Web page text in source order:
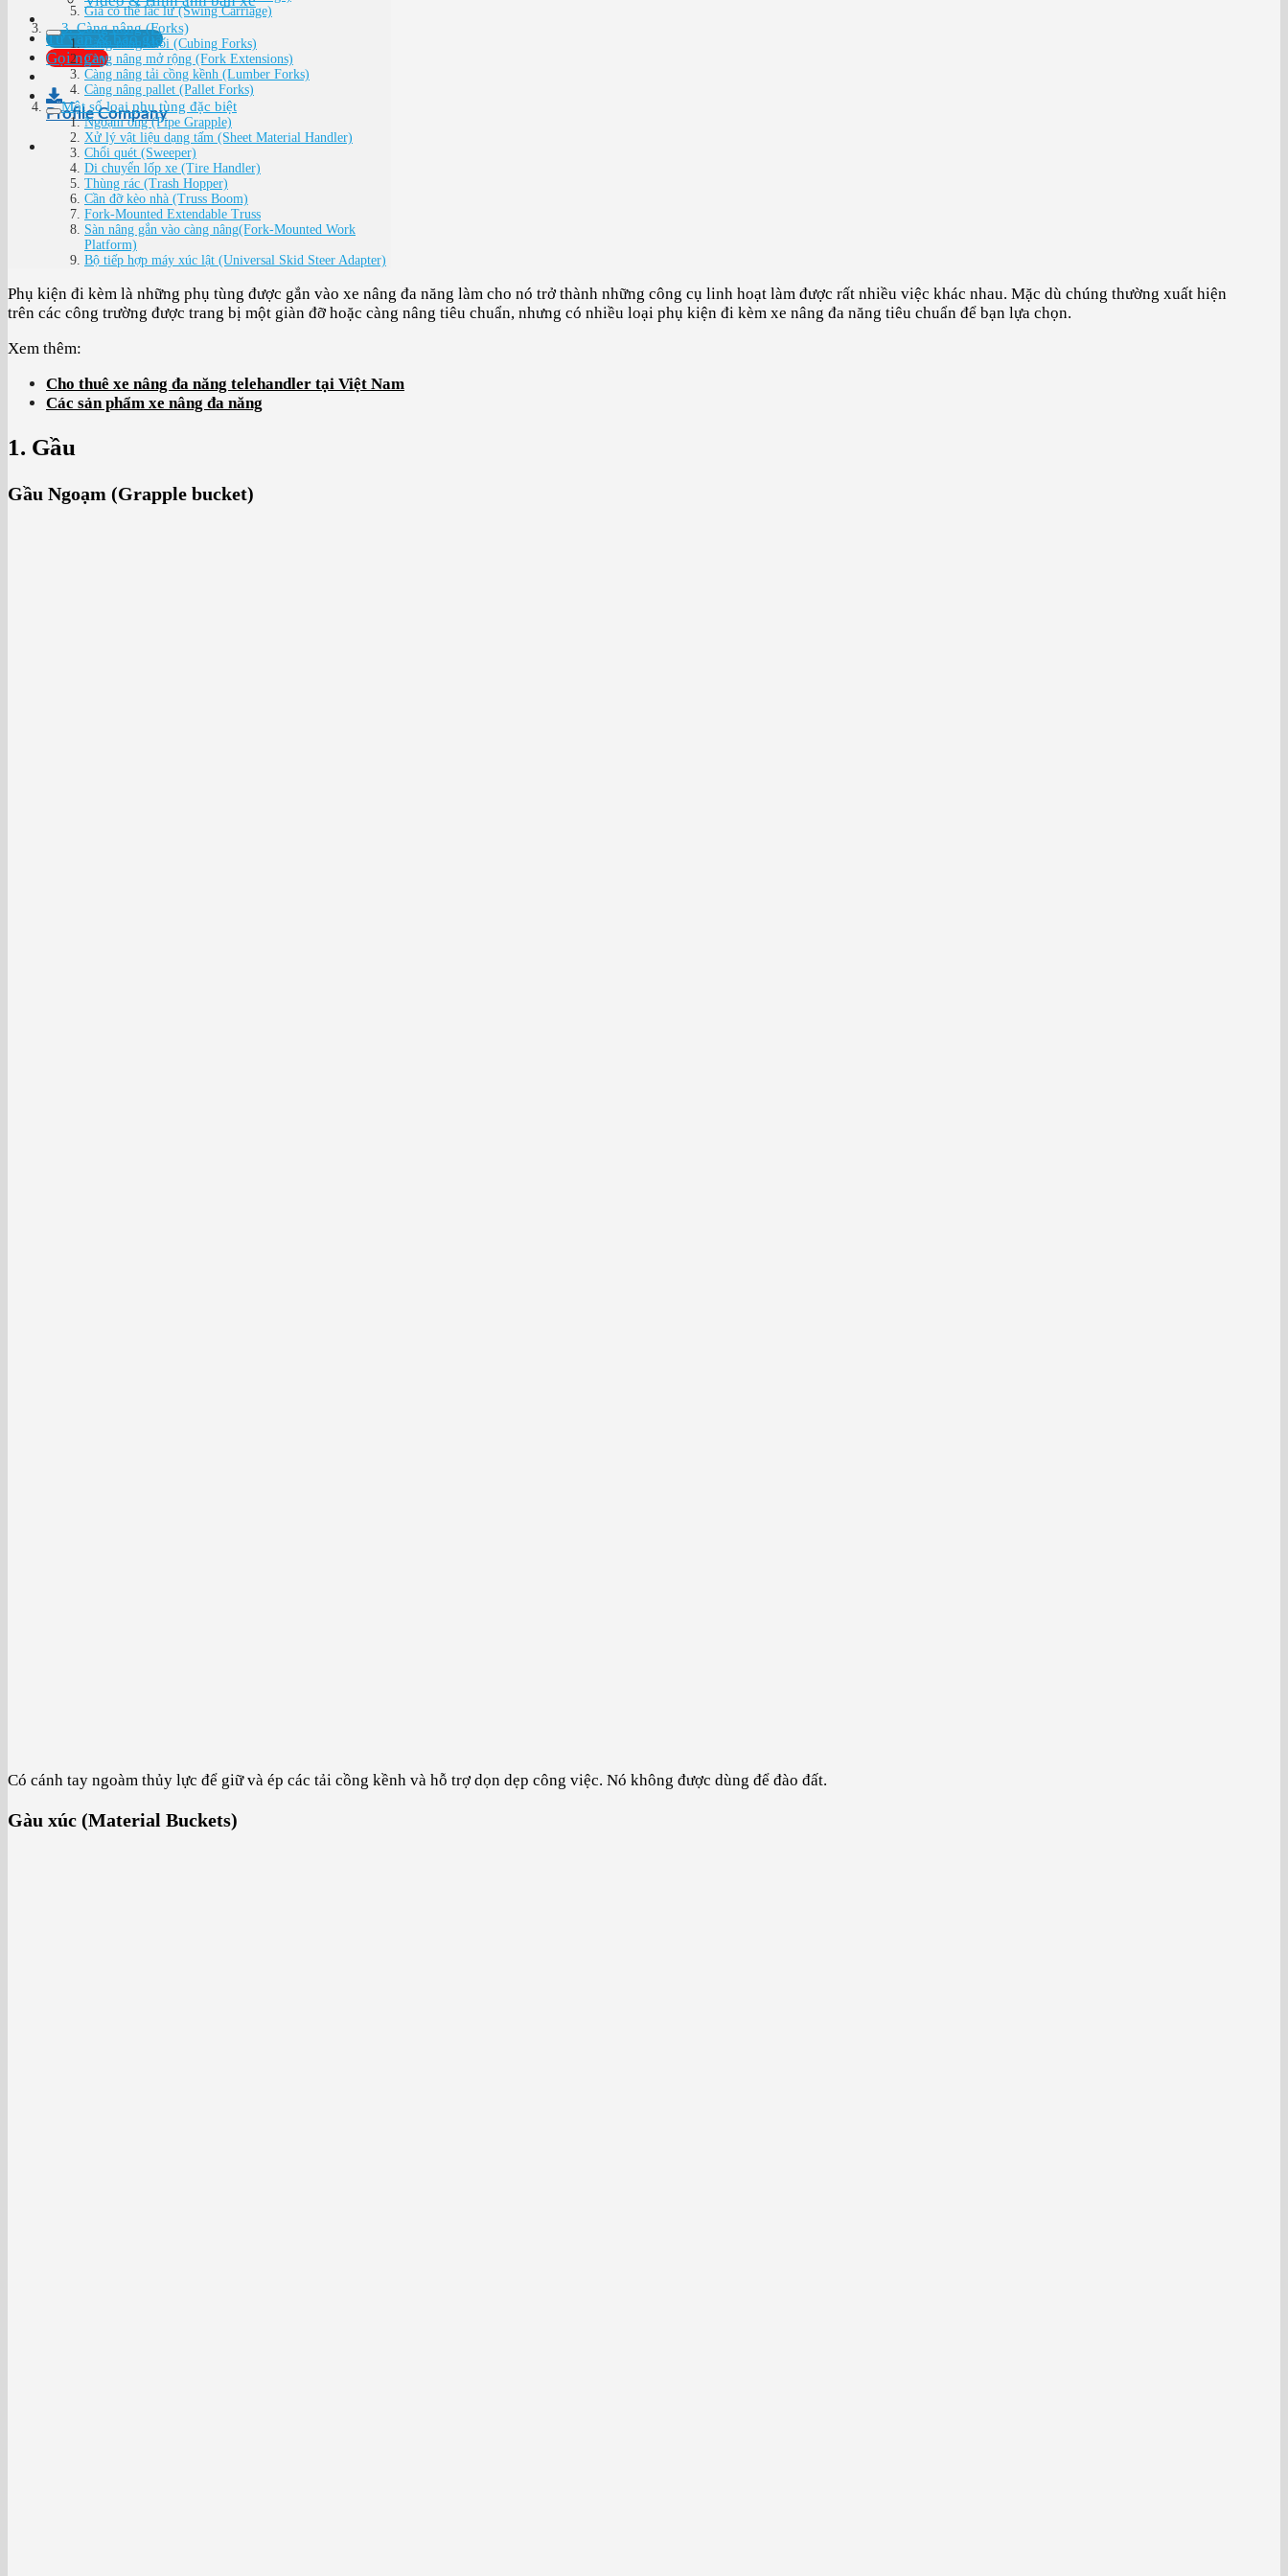
Tư vấn & báo giá
Gọi ngay
Profile Company
Giá có thể lắc lư (Swing Carriage)
3. Càng nâng (Forks)
Càng nâng khối (Cubing Forks)
Càng nâng mở rộng (Fork Extensions)
Càng nâng tải cồng kềnh (Lumber Forks)
Càng nâng pallet (Pallet Forks)
Một số loại phụ tùng đặc biệt
Ngoạm ống (Pipe Grapple)
Xử lý vật liệu dạng tấm (Sheet Material Handler)
Chổi quét (Sweeper)
Di chuyển lốp xe (Tire Handler)
Thùng rác (Trash Hopper)
Cần đỡ kèo nhà (Truss Boom)
Fork-Mounted Extendable Truss
Sàn nâng gắn vào càng nâng(Fork-Mounted Work
Platform)
Bộ tiếp hợp máy xúc lật (Universal Skid Steer Adapter)
Phụ kiện đi kèm là những phụ tùng được gắn vào xe nâng đa năng làm cho nó trở thành những công cụ linh hoạt làm được rất nhiều việc khác nhau. Mặc dù chúng thường xuất hiện
trên các công trường được trang bị một giàn đỡ hoặc càng nâng tiêu chuẩn, nhưng có nhiều loại phụ kiện đi kèm xe nâng đa năng tiêu chuẩn để bạn lựa chọn.
Xem thêm:
Cho thuê xe nâng đa năng telehandler tại Việt Nam
Các sản phẩm xe nâng đa năng
1. Gầu
Gầu Ngoạm (Grapple bucket)
Có cánh tay ngoàm thủy lực để giữ và ép các tải cồng kềnh và hỗ trợ dọn dẹp công việc. Nó không được dùng để đào đất.
Gàu xúc (Material Buckets)